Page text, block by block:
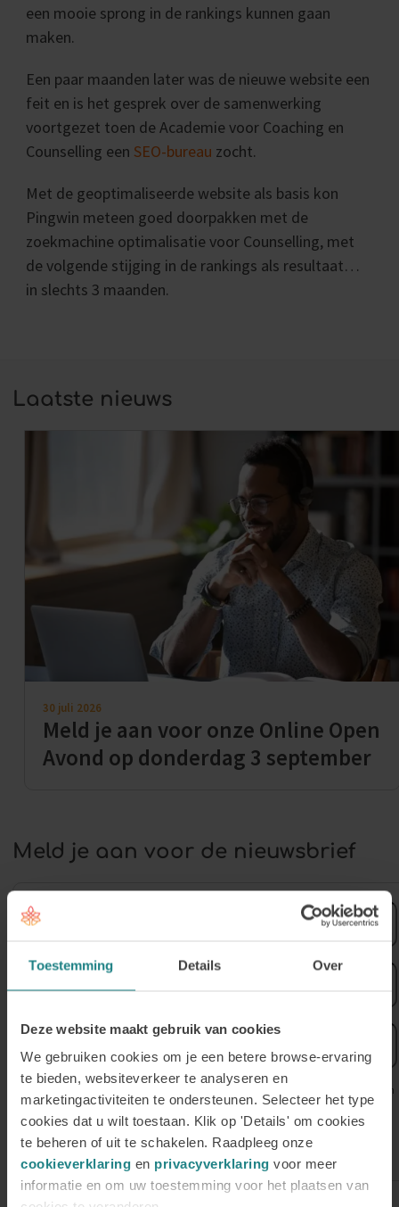
Toestemming Details Over
Deze website maakt gebruik van cookies
We gebruiken cookies om je een betere browse-ervaring
te bieden, websiteverkeer te analyseren en
marketingactiviteiten te ondersteunen. Selecteer het type
cookies dat u wilt toestaan. Klik op 'Details' om cookies
te beheren of uit te schakelen. Raadpleeg onze
cookieverklaring en privacyverklaring voor meer
informatie en om uw toestemming voor het plaatsen van
een mooie sprong in de rankings kunnen gaan
maken.
Een paar maanden later was de nieuwe website een
feit en is het gesprek over de samenwerking
voortgezet toen de Academie voor Coaching en
Counselling een SEO-bureau zocht.
Met de geoptimaliseerde website als basis kon
Pingwin meteen goed doorpakken met de
zoekmachine optimalisatie voor Counselling, met
de volgende stijging in de rankings als resultaat…
in slechts 3 maanden.
Laatste nieuws
30 juli 2026
Meld je aan voor onze Online Open
Avond op donderdag 3 september
Meld je aan voor de nieuwsbrief
Voornaam
Achternaam
E-
mailadres
Uw gegevens worden gebruikt voor het versturen van onze nieuwsbrief zoals omschreven in
onzePrivacyverklaring.